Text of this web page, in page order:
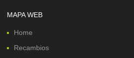
MAPA WEB
Home
Recambios